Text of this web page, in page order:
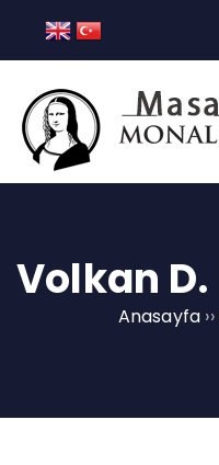
Volkan D.
Anasayfa ››